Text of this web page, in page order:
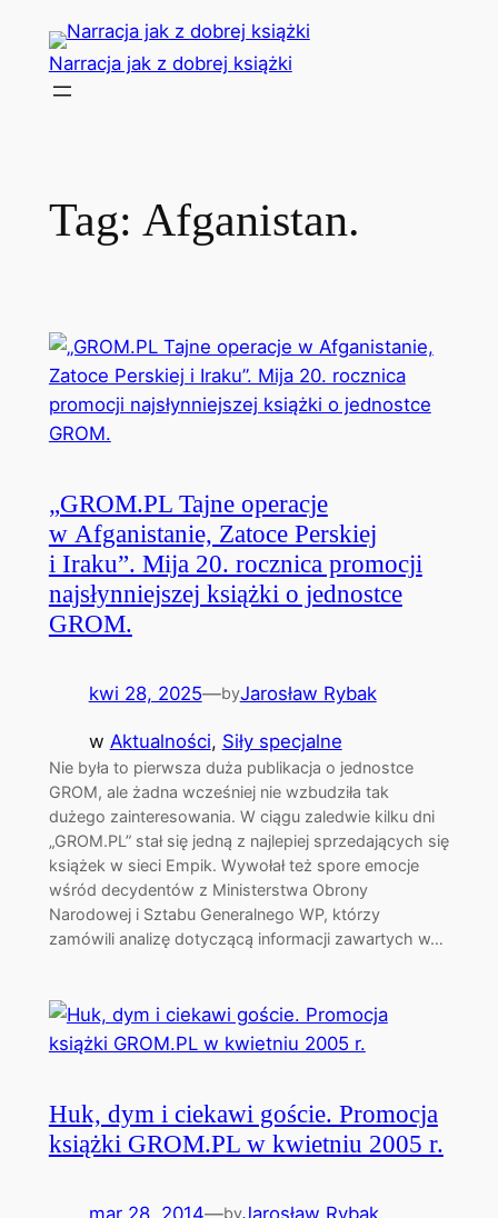
Przejdź
treści
Narracja jak z dobrej książki
Tag: Afganistan.
„GROM.PL Tajne operacje
w Afganistanie, Zatoce Perskiej
i Iraku”. Mija 20. rocznica promocji
najsłynniejszej książki o jednostce
GROM.
kwi 28, 2025—byJarosław Rybak
w Aktualności, Siły specjalne
Nie była to pierwsza duża publikacja o jednostce
GROM, ale żadna wcześniej nie wzbudziła tak
dużego zainteresowania. W ciągu zaledwie kilku dni
„GROM.PL” stał się jedną z najlepiej sprzedających się
książek w sieci Empik. Wywołał też spore emocje
wśród decydentów z Ministerstwa Obrony
Narodowej i Sztabu Generalnego WP, którzy
zamówili analizę dotyczącą informacji zawartych w…
Huk, dym i ciekawi goście. Promocja
książki GROM.PL w kwietniu 2005 r.
by